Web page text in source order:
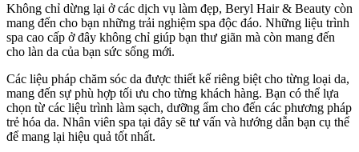
Không chỉ dừng lại ở các dịch vụ làm đẹp, Beryl Hair & Beauty còn
mang đến cho bạn những trải nghiệm spa độc đáo. Những liệu trình
spa cao cấp ở đây không chỉ giúp bạn thư giãn mà còn mang đến
cho làn da của bạn sức sống mới.
Các liệu pháp chăm sóc da được thiết kế riêng biệt cho từng loại da,
mang đến sự phù hợp tối ưu cho từng khách hàng. Bạn có thể lựa
chọn từ các liệu trình làm sạch, dưỡng ẩm cho đến các phương pháp
trẻ hóa da. Nhân viên spa tại đây sẽ tư vấn và hướng dẫn bạn cụ thể
để mang lại hiệu quả tốt nhất.